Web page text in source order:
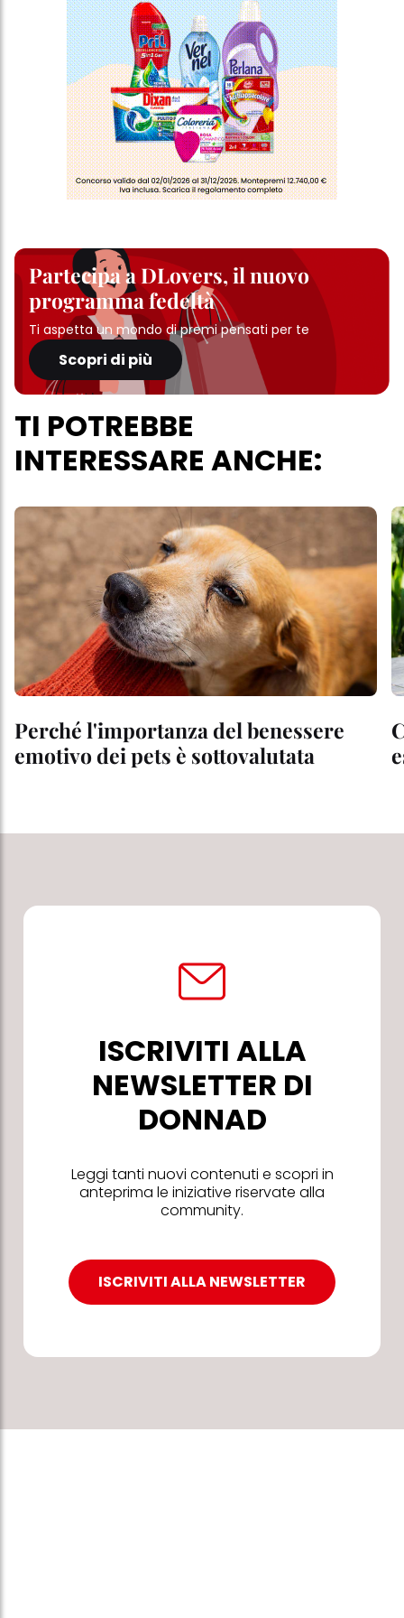
Partecipa a DLovers, il nuovo
programma fedeltà
Ti aspetta un mondo di premi pensati per te
Scopri di più
TI POTREBBE
INTERESSARE ANCHE:
Perché l'importanza del benessere
emotivo dei pets è sottovalutata
ISCRIVITI ALLA
NEWSLETTER DI
DONNAD
Leggi tanti nuovi contenuti e scopri in
anteprima le iniziative riservate alla
community.
ISCRIVITI ALLA NEWSLETTER